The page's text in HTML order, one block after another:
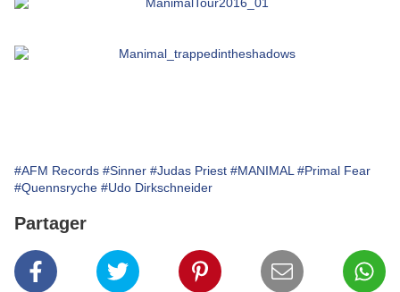
#AFM Records #Sinner #Judas Priest #MANIMAL #Primal Fear
#Quennsryche #Udo Dirkschneider
Partager